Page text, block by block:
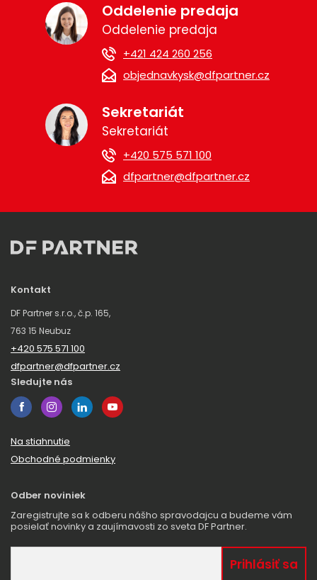
Oddelenie predaja
Oddelenie predaja
+421 424 260 256
objednavkysk@dfpartner.cz
Sekretariát
Sekretariát
+420 575 571 100
dfpartner@dfpartner.cz
Kontakt
DF Partner s.r.o., č.p. 165,
763 15 Neubuz
+420 575 571 100
dfpartner@dfpartner.cz
Sledujte nás
Na stiahnutie
Obchodné podmienky
Odber noviniek
Zaregistrujte sa k odberu nášho spravodajcu a budeme vám
posielať novinky a zaujímavosti zo sveta DF Partner.